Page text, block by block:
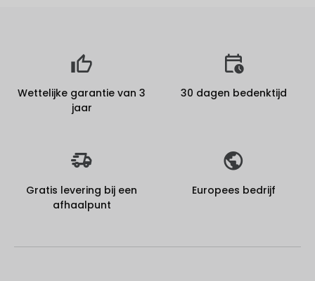
Wettelijke garantie van 3
jaar
30 dagen bedenktijd
Gratis levering bij een
afhaalpunt
Europees bedrijf